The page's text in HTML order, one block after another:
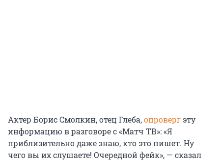
Актер Борис Смолкин, отец Глеба,опровергэту
информацию в разговоре с «Матч ТВ»: «Я
приблизительно даже знаю, кто это пишет. Ну
чего вы их слушаете! Очередной фейк», — сказал